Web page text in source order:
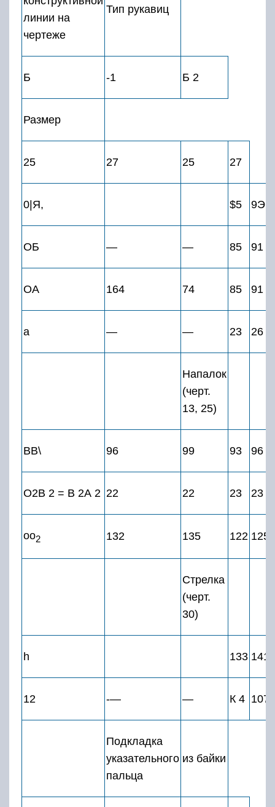
линии на
чертеже
Тип рукавиц
Б -1 Б 2
Размер
25 27 25 27
0|Я, $5 9Э
ОБ — — 85 91
ОА 164 74 85 91
а — — 23 26
Напалок
(черт.
13, 25)
ВВ\ 96 99 93 96
О2В 2 = В 2А 2 22 22 23 23
оо2 132 135 122 125
Стрелка
(черт.
30)
h 133 141
12 -— — К 4 107
Подкладка
указательного
пальца
из байки